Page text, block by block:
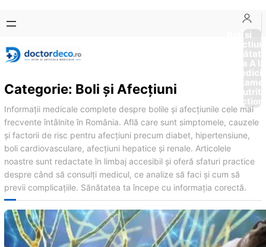
conținut
content
Boli si
Afectiuni
Sănătate
de la A
Categorie: Boli și Afecțiuni
Informații medicale complete despre bolile și afecțiunile cele mai
frecvente întâlnite în România. Află care sunt simptomele, cauzele
și factorii de risc pentru afecțiuni precum diabet, hipertensiune,
boli cardiovasculare, afecțiuni hepatice și renale. Articolele
noastre sunt redactate în limbaj accesibil și oferă sfaturi practice
despre când să consulți medicul, ce analize să faci și cum să
previi complicațiile. Sănătatea ta începe cu informația corectă.